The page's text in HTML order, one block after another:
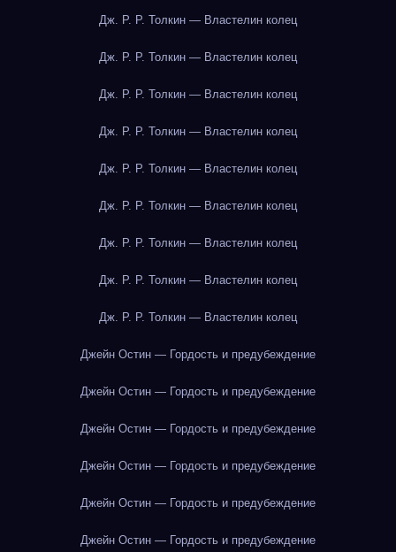
Дж. Р. Р. Толкин — Властелин колец
Дж. Р. Р. Толкин — Властелин колец
Дж. Р. Р. Толкин — Властелин колец
Дж. Р. Р. Толкин — Властелин колец
Дж. Р. Р. Толкин — Властелин колец
Дж. Р. Р. Толкин — Властелин колец
Дж. Р. Р. Толкин — Властелин колец
Дж. Р. Р. Толкин — Властелин колец
Дж. Р. Р. Толкин — Властелин колец
Джейн Остин — Гордость и предубеждение
Джейн Остин — Гордость и предубеждение
Джейн Остин — Гордость и предубеждение
Джейн Остин — Гордость и предубеждение
Джейн Остин — Гордость и предубеждение
Джейн Остин — Гордость и предубеждение